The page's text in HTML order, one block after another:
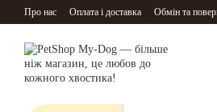
Перейти до основного контенту
Про нас Оплата і доставка Обмін та